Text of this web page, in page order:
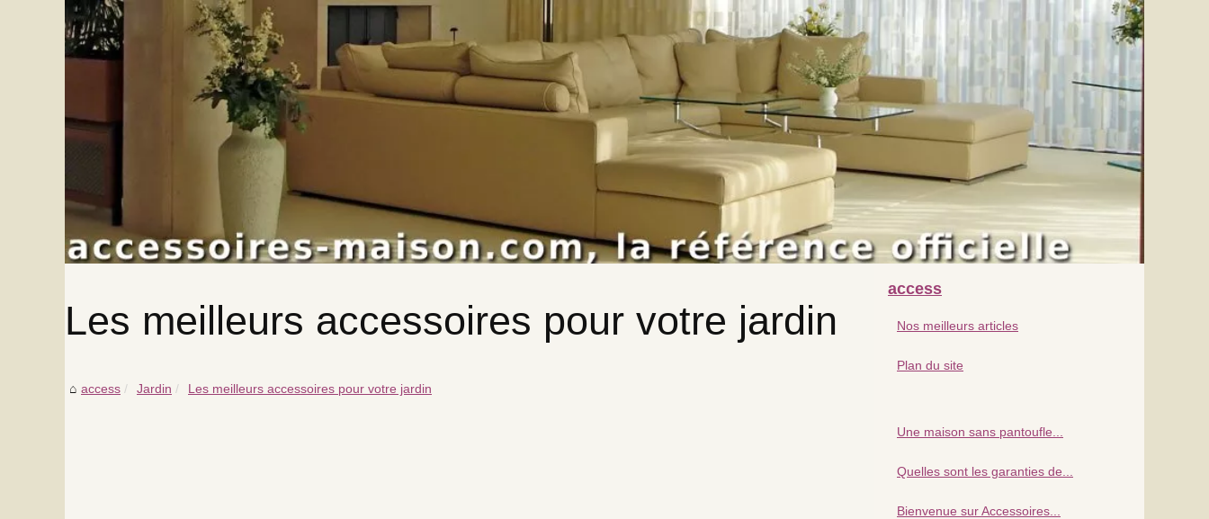
Les meilleurs accessoires pour votre jardin
access Jardin Les meilleurs accessoires pour votre jardin
access
Nos meilleurs articles
Plan du site
Une maison sans pantoufle...
Quelles sont les garanties de...
Bienvenue sur Accessoires...